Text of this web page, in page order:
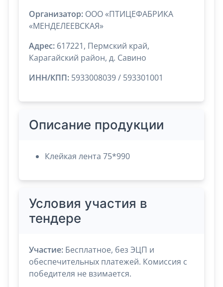
Организатор: ООО «ПТИЦЕФАБРИКА
«МЕНДЕЛЕЕВСКАЯ»
Адрес: 617221, Пермский край,
Карагайский район, д. Савино
ИНН/КПП: 5933008039 / 593301001
Описание продукции
Клейкая лента 75*990
Условия участия в
тендере
Участие: Бесплатное, без ЭЦП и
обеспечительных платежей. Комиссия с
победителя не взимается.